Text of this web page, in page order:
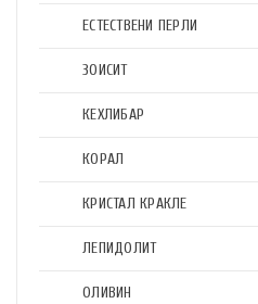
ЕСТЕСТВЕНИ ПЕРЛИ
ЗОИСИТ
КЕХЛИБАР
КОРАЛ
КРИСТАЛ КРАКЛЕ
ЛЕПИДОЛИТ
ОЛИВИН